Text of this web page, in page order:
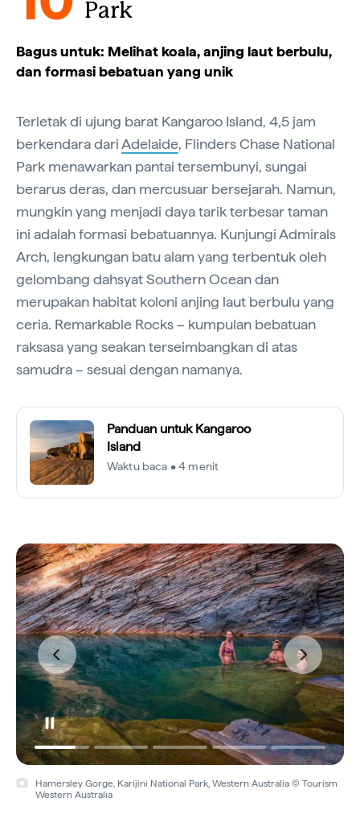
Park
Bagus untuk: Melihat koala, anjing laut berbulu,
dan formasi bebatuan yang unik
Terletak di ujung barat Kangaroo Island, 4,5 jam
berkendara dariAdelaide, Flinders Chase National
Park menawarkan pantai tersembunyi, sungai
berarus deras, dan mercusuar bersejarah. Namun,
mungkin yang menjadi daya tarik terbesar taman
ini adalah formasi bebatuannya. Kunjungi Admirals
Arch, lengkungan batu alam yang terbentuk oleh
gelombang dahsyat Southern Ocean dan
merupakan habitat koloni anjing laut berbulu yang
ceria. Remarkable Rocks – kumpulan bebatuan
raksasa yang seakan terseimbangkan di atas
samudra – sesuai dengan namanya.
Panduan untuk Kangaroo
Island
Waktu baca • 4 menit
Hamersley Gorge, Karijini National Park, Western Australia © Tourism
Western Australia